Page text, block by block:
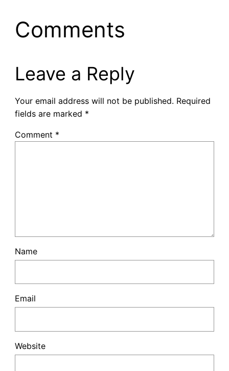
Comments
Leave a Reply
Your email address will not be published. Required
fields are marked *
Comment *
Name
Email
Website